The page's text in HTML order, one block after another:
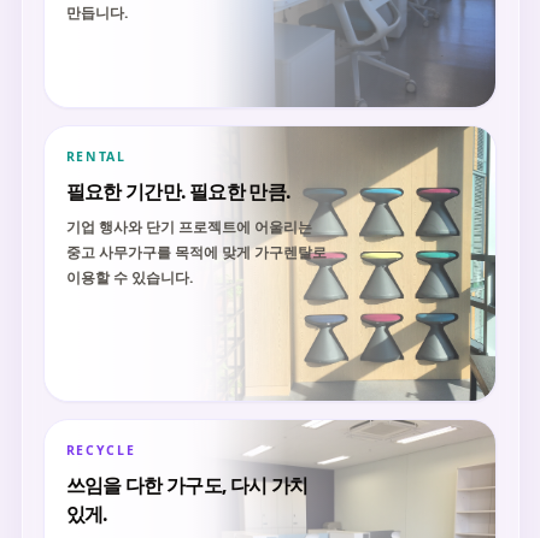
만듭니다.
RENTAL
필요한 기간만. 필요한 만큼.
기업 행사와 단기 프로젝트에 어울리는
중고 사무가구를 목적에 맞게 가구렌탈로
이용할 수 있습니다.
RECYCLE
쓰임을 다한 가구도, 다시 가치
있게.